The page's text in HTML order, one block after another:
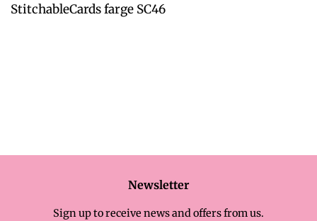
StitchableCards farge SC46
Newsletter
Sign up to receive news and offers from us.